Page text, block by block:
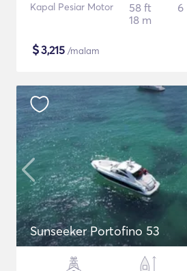
Kapal Pesiar Motor
58 ft
18 m
6
$3,215 /malam
Sunseeker Portofino 53